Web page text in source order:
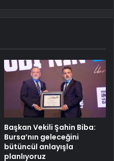
Başkan Vekili Şahin Biba:
Bursa’nın geleceğini
bütüncül anlayışla
planlıyoruz